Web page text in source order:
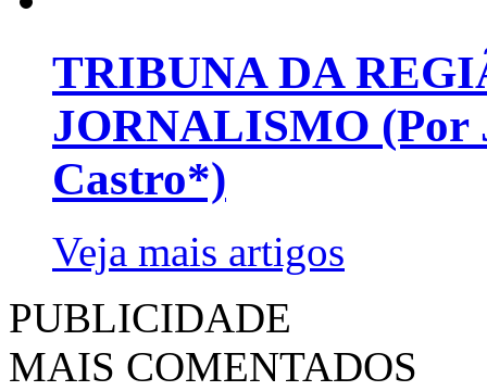
TRIBUNA DA
JORNALISMO (Por
Castro*)
Veja mais artigos
PUBLICIDADE
MAIS COMENTADOS